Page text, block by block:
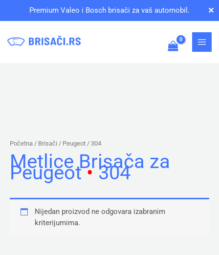
Premium Valeo i Bosch brisači za vaš automobil. ✕
Početna / Brisači / Peugeot / 304
Metlice Brisača za
Peugeot• 304
Nijedan proizvod ne odgovara izabranim
kriterijumima.